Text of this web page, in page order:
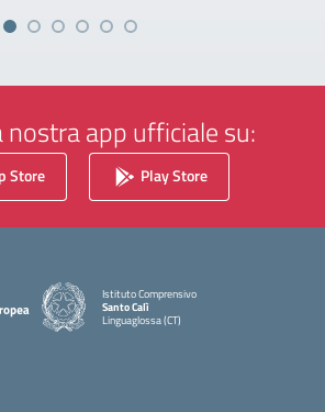
nostra app ufficiale su:
Store Play Store
Istituto Comprensivo
Santo Calì
Linguaglossa (CT)
— Visita la pagina iniziale della scuola